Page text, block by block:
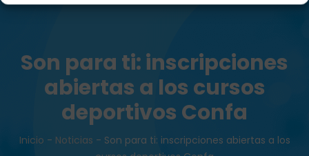
Son para ti: inscripciones
abiertas a los cursos
deportivos Confa
Inicio - Noticias - Son para ti: inscripciones abiertas a los